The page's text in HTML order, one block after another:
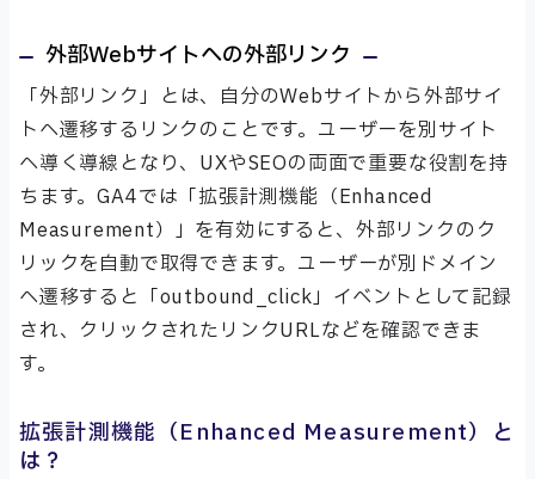
外部Webサイトへの外部リンク
「外部リンク」とは、自分のWebサイトから外部サイ
トへ遷移するリンクのことです。ユーザーを別サイト
へ導く導線となり、UXやSEOの両面で重要な役割を持
ちます。GA4では「拡張計測機能（Enhanced
Measurement）」を有効にすると、外部リンクのク
リックを自動で取得できます。ユーザーが別ドメイン
へ遷移すると「outbound_click」イベントとして記録
され、クリックされたリンクURLなどを確認できま
す。
拡張計測機能（Enhanced Measurement）と
は？